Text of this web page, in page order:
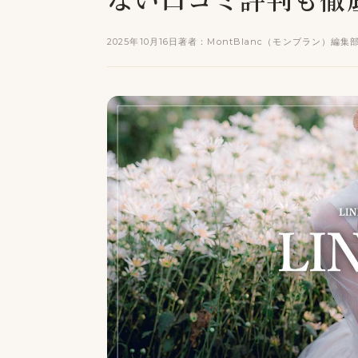
2025年10月16日著者：MontBlanc（モンブラン）編集